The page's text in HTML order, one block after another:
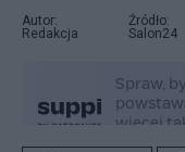
Autor:
Redakcja
Źródło:
Salon24